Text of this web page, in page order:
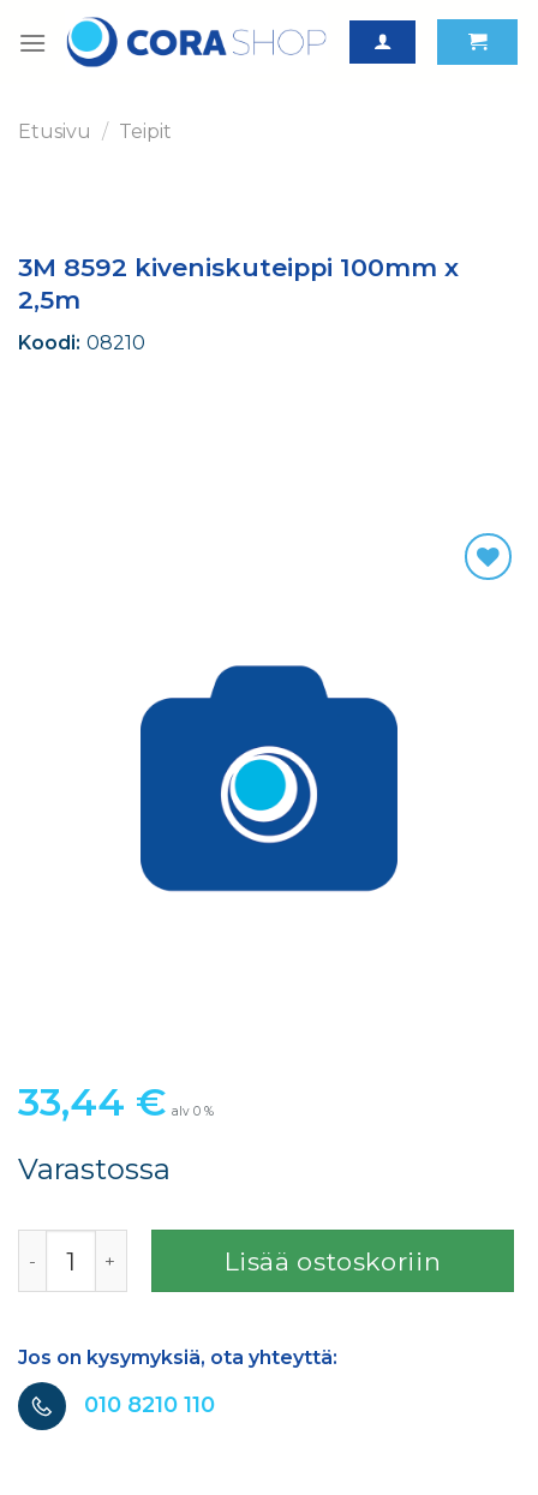
Etusivu / Teipit
3M 8592 kiveniskuteippi 100mm x
2,5m
Koodi: 08210
33,44 € alv 0 %
Varastossa
Lisää ostoskoriin
Jos on kysymyksiä, ota yhteyttä:
010 8210 110